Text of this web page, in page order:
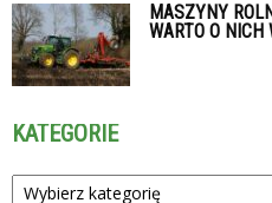
MASZYNY
WARTO O NICH
KATEGORIE
Kategorie